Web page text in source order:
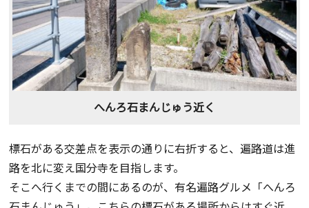
へんろ石まんじゅう近く
標石がある交差点を表示の通りに右折すると、遍路道は進
路を北に変え国分寺を目指します。
そこへ行くまでの間にあるのが、有名遍路グルメ「へんろ